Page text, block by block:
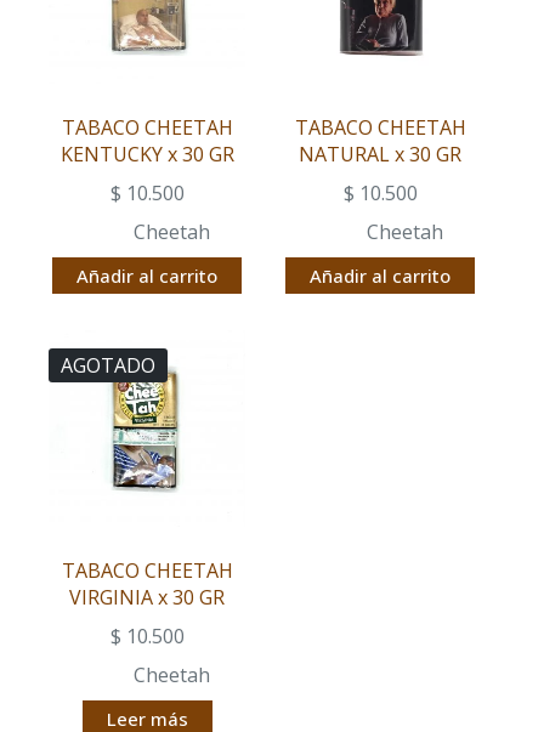
TABACO CHEETAH
KENTUCKY x 30 GR
$ 10.500
Cheetah
Añadir al carrito
TABACO CHEETAH
NATURAL x 30 GR
$ 10.500
Cheetah
Añadir al carrito
AGOTADO
TABACO CHEETAH
VIRGINIA x 30 GR
$ 10.500
Cheetah
Leer más